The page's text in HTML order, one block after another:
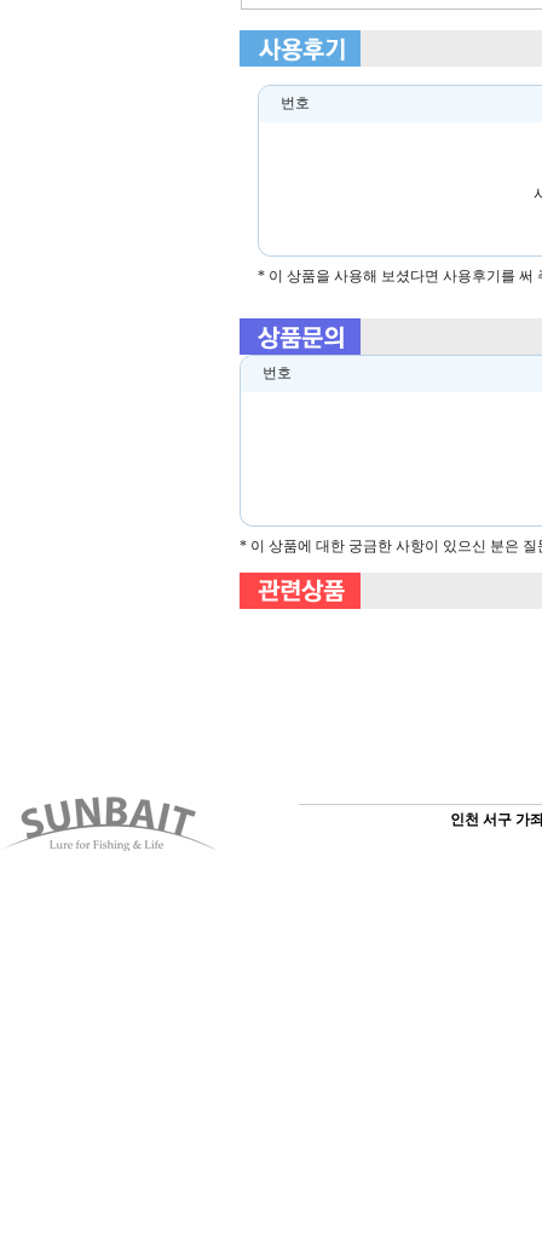
번호
* 이 상품을 사용해 보셨다면 사용후기를 써
번호
* 이 상품에 대한 궁금한 사항이 있으신 분은
인천 서구 가